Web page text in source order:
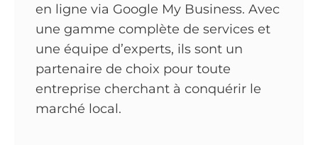
en ligne via Google My Business. Avec
une gamme complète de services et
une équipe d’experts, ils sont un
partenaire de choix pour toute
entreprise cherchant à conquérir le
marché local.